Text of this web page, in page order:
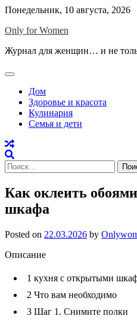
Skip
content
Понедельник, 10 августа, 2026
Only for Women
Журнал для женщин… и не
Дом
Здоровье и красота
Кулинария
Семья и дети
Найти:
Как оклеить
шкафа
Posted on 22.03.2026 by
Описание
1 кухня с открытыми
2 Что вам необходимо
3 Шаг 1. Снимите полки